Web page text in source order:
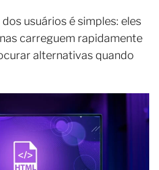
usuários é simples: eles
carreguem rapidamente
alternativas quando